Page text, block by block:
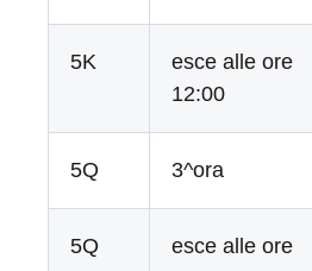
5K
esce alle ore
12:00
5Q 3^ora
5Q
esce alle ore